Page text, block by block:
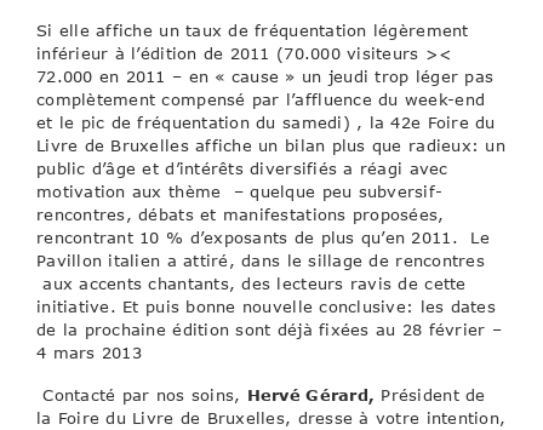
Si elle affiche un taux de fréquentation légèrement
inférieur à l’édition de 2011 (70.000 visiteurs ><
72.000 en 2011 – en « cause » un jeudi trop léger pas
complètement compensé par l’affluence du week-end
et le pic de fréquentation du samedi) , la 42e Foire du
Livre de Bruxelles affiche un bilan plus que radieux: un
public d’âge et d’intérêts diversifiés a réagi avec
motivation aux thème – quelque peu subversif-
rencontres, débats et manifestations proposées,
rencontrant 10 % d’exposants de plus qu’en 2011. Le
Pavillon italien a attiré, dans le sillage de rencontres
aux accents chantants, des lecteurs ravis de cette
initiative. Et puis bonne nouvelle conclusive: les dates
de la prochaine édition sont déjà fixées au 28 février –
4 mars 2013
Contacté par nos soins, Hervé Gérard, Président de
la Foire du Livre de Bruxelles, dresse à votre intention,